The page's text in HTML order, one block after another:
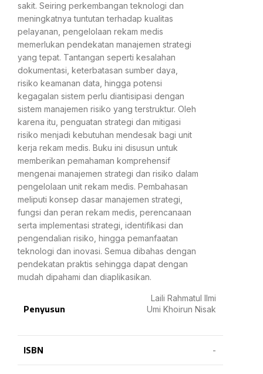
sakit. Seiring perkembangan teknologi dan
meningkatnya tuntutan terhadap kualitas
pelayanan, pengelolaan rekam medis
memerlukan pendekatan manajemen strategi
yang tepat. Tantangan seperti kesalahan
dokumentasi, keterbatasan sumber daya,
risiko keamanan data, hingga potensi
kegagalan sistem perlu diantisipasi dengan
sistem manajemen risiko yang terstruktur. Oleh
karena itu, penguatan strategi dan mitigasi
risiko menjadi kebutuhan mendesak bagi unit
kerja rekam medis. Buku ini disusun untuk
memberikan pemahaman komprehensif
mengenai manajemen strategi dan risiko dalam
pengelolaan unit rekam medis. Pembahasan
meliputi konsep dasar manajemen strategi,
fungsi dan peran rekam medis, perencanaan
serta implementasi strategi, identifikasi dan
pengendalian risiko, hingga pemanfaatan
teknologi dan inovasi. Semua dibahas dengan
pendekatan praktis sehingga dapat dengan
mudah dipahami dan diaplikasikan.
Penyusun
Laili Rahmatul Ilmi
Umi Khoirun Nisak
ISBN -